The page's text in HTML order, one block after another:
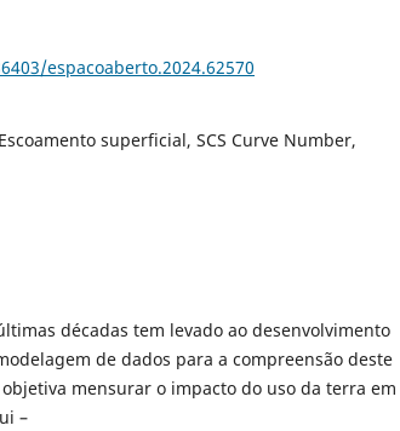
espacoaberto.2024.62570
superficial, SCS Curve Number,
décadas tem levado ao desenvolvimento
de dados para a compreensão deste
mensurar o impacto do uso da terra em
–